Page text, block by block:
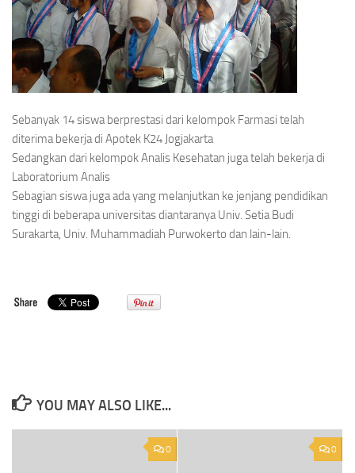
Sebanyak 14 siswa berprestasi dari kelompok Farmasi telah
diterima bekerja di Apotek K24 Jogjakarta
Sedangkan dari kelompok Analis Kesehatan juga telah bekerja di
Laboratorium Analis
Sebagian siswa juga ada yang melanjutkan ke jenjang pendidikan
tinggi di beberapa universitas diantaranya Univ. Setia Budi
Surakarta, Univ. Muhammadiah Purwokerto dan lain-lain.
YOU MAY ALSO LIKE...
0 0